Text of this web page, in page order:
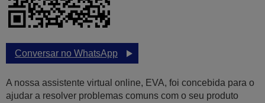
Conversar no WhatsApp
A nossa assistente virtual online, EVA, foi concebida para o
ajudar a resolver problemas comuns com o seu produto